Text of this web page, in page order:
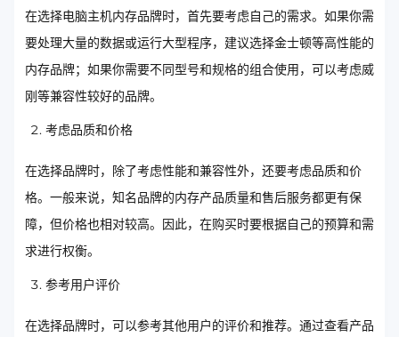
在选择电脑主机内存品牌时，首先要考虑自己的需求。如果你需
要处理大量的数据或运行大型程序，建议选择金士顿等高性能的
内存品牌；如果你需要不同型号和规格的组合使用，可以考虑威
刚等兼容性较好的品牌。
考虑品质和价格
在选择品牌时，除了考虑性能和兼容性外，还要考虑品质和价
格。一般来说，知名品牌的内存产品质量和售后服务都更有保
障，但价格也相对较高。因此，在购买时要根据自己的预算和需
求进行权衡。
参考用户评价
在选择品牌时，可以参考其他用户的评价和推荐。通过查看产品